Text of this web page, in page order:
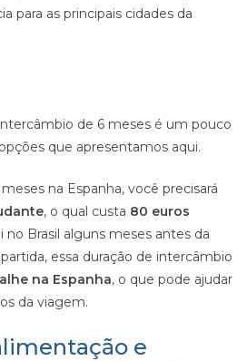
para as principais cidades da
de 6 meses é um pouco
que apresentamos aqui.
na Espanha, você precisará
, o qual custa 80 euros
no Brasil alguns meses antes da
essa duração de intercâmbio
na Espanha, o que pode ajudar
da viagem.
e